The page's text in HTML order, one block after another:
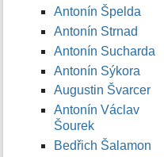
Antonín Špelda
Antonín Strnad
Antonín Sucharda
Antonín Sýkora
Augustin Švarcer
Antonín Václav
Šourek
Bedřich Šalamon